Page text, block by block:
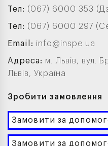
Тел: (067) 6000 353
Тел: (067) 6000 297
Email: info@inspe.ua
Адреса: м. Львів, вул.
Львів, Україна
Зробити замовлення
Замовити за
Замовити за